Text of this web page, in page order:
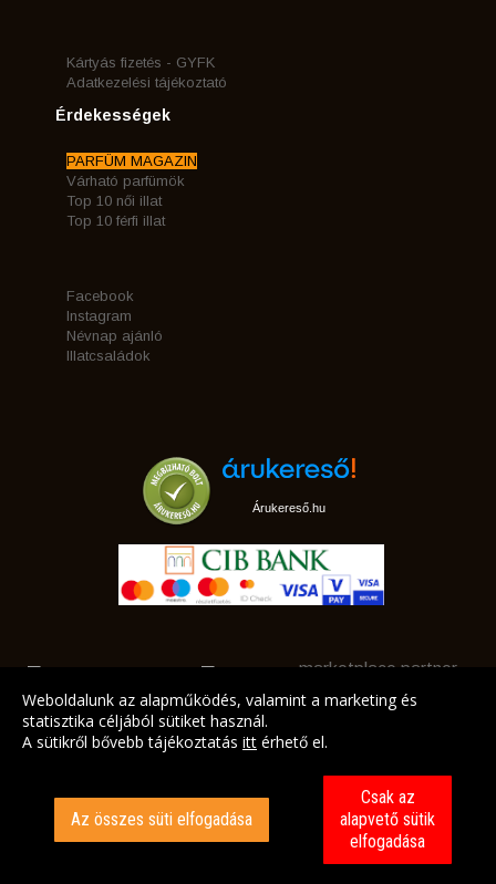
Kártyás fizetés - GYFK
Adatkezelési tájékoztató
Érdekességek
PARFÜM MAGAZIN
Várható parfümök
Top 10 női illat
Top 10 férfi illat
Facebook
Instagram
Névnap ajánló
Illatcsaládok
Árukereső.hu
marketplace partner
Weboldalunk az alapműködés, valamint a marketing és
statisztika céljából sütiket használ.
A sütikről bővebb tájékoztatás itt érhető el.
Az összes süti elfogadása
Csak az
alapvető sütik
elfogadása